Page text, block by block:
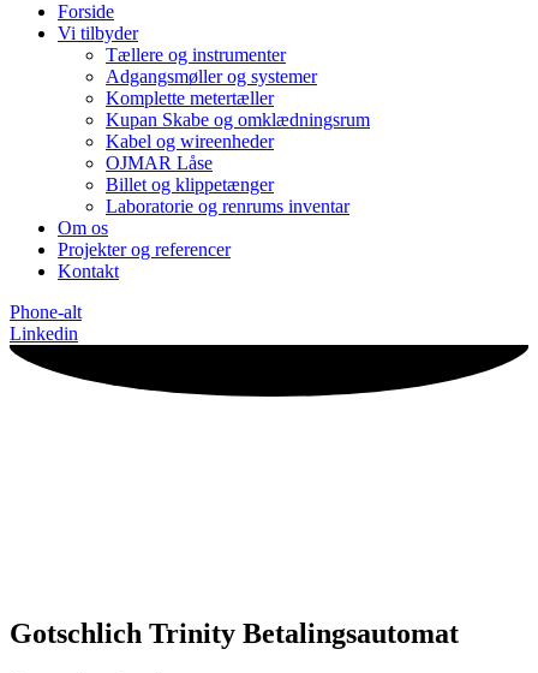
Forside
Vi tilbyder
Tællere og instrumenter
Adgangsmøller og systemer
Komplette metertæller
Kupan Skabe og omklædningsrum
Kabel og wireenheder
OJMAR Låse
Billet og klippetænger
Laboratorie og renrums inventar
Om os
Projekter og referencer
Kontakt
Phone-alt
Linkedin
Gotschlich Trinity Betalingsautomat